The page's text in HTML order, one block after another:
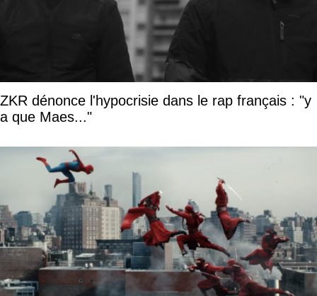
ZKR dénonce l'hypocrisie dans le rap français : "y
a que Maes..."